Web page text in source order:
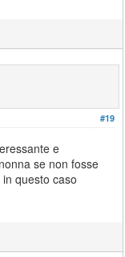
#19
e
se non fosse
questo caso